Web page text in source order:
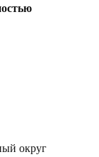
округ